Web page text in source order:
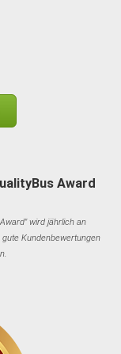
Award
wird jährlich an
Kundenbewertungen